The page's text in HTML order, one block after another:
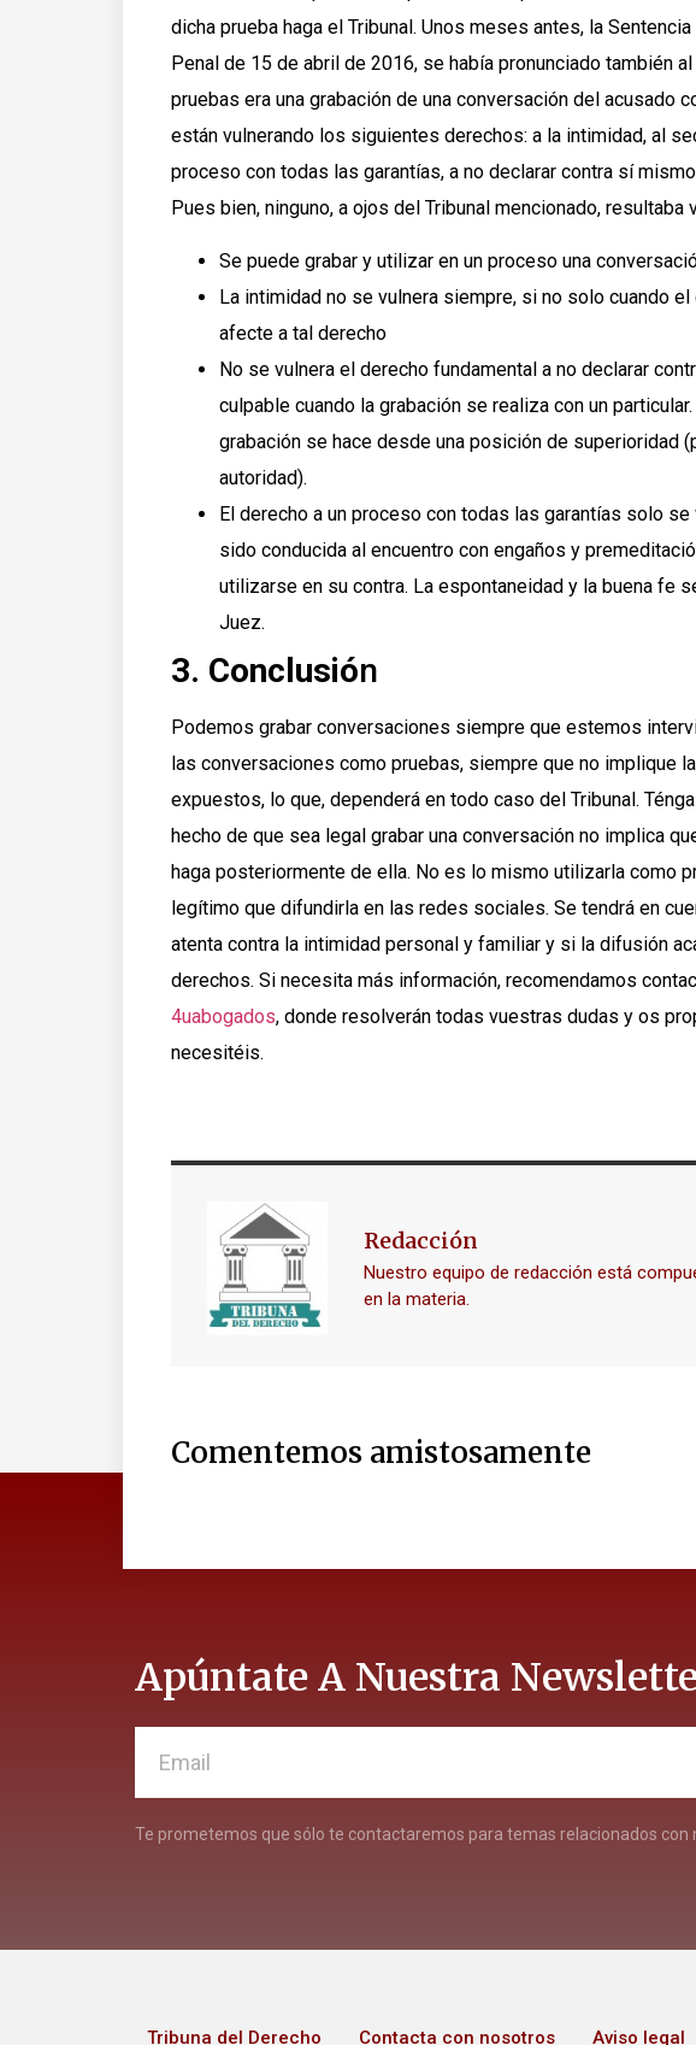
dicha prueba haga el Tribunal. Unos meses antes, la
Penal de 15 de abril de 2016, se había pronunciado también
pruebas era una grabación de una conversación del acusado
están vulnerando los siguientes derechos: a la intimidad, al
proceso con todas las garantías, a no declarar contra sí
Pues bien, ninguno, a ojos del Tribunal mencionado, resultaba
Se puede grabar y utilizar en un proceso una
La intimidad no se vulnera siempre, si no solo cuando
afecte a tal derecho
No se vulnera el derecho fundamental a no declarar
culpable cuando la grabación se realiza con un
grabación se hace desde una posición de superioridad
autoridad).
El derecho a un proceso con todas las garantías solo
sido conducida al encuentro con engaños y
utilizarse en su contra. La espontaneidad y la buena fe
Juez.
3. Conclusión
Podemos grabar conversaciones siempre que estemos
las conversaciones como pruebas, siempre que no implique
expuestos, lo que, dependerá en todo caso del Tribunal.
hecho de que sea legal grabar una conversación no implica
haga posteriormente de ella. No es lo mismo utilizarla como
legítimo que difundirla en las redes sociales. Se tendrá en
atenta contra la intimidad personal y familiar y si la difusión
derechos. Si necesita más información, recomendamos
4uabogados, donde resolverán todas vuestras dudas y os
necesitéis.
Redacción
Nuestro equipo de redacción está
en la materia.
Comentemos amistosamente
Apúntate A Nuestra
Te prometemos que sólo te contactaremos para temas relacionados con
Tribuna del Derecho Contacta con nosotros Aviso legal